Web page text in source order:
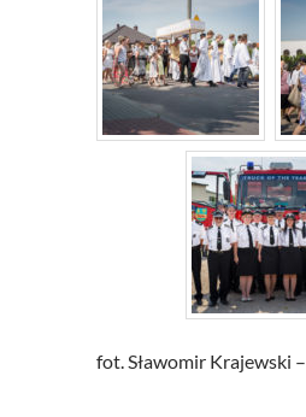
fot. Sławomir Krajewski –